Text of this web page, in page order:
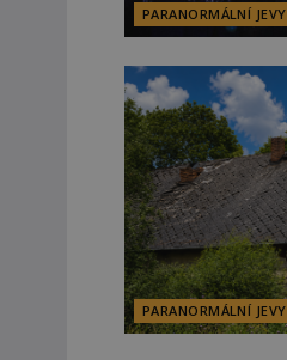
PARANORMÁLNÍ JEVY
PARANORMÁLNÍ JEVY